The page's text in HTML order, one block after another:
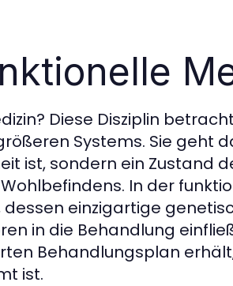
Diese Disziplin
Systems. Sie geht
ist, sondern ein Zustand
In der
einzigartige
in die Behandlung
Behandlungsplan
ist.